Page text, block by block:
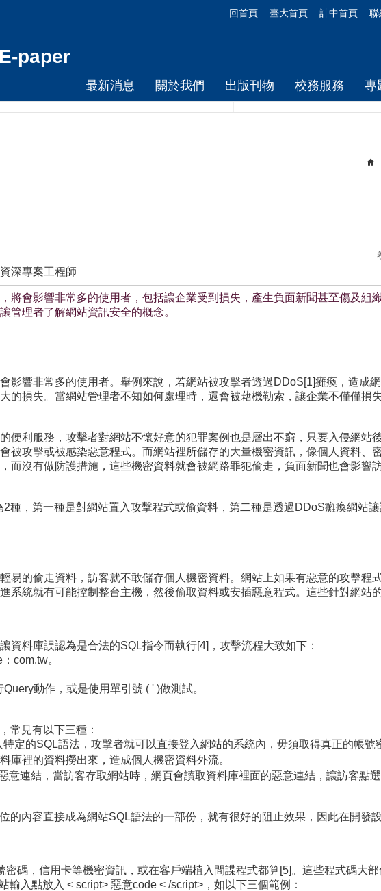
回首頁 臺大首頁 計中首頁 聯
paper
最新消息 關於我們 出版刊物 校務服務 專
深專案工程師
將會影響非常多的使用者，包括讓企業受到損失，產生負面新聞甚至傷及組
管理者了解網站資訊安全的概念。
影響非常多的使用者。舉例來說，若網站被攻擊者透過DDoS[1]癱瘓，造成
的損失。當網站管理者不知如何處理時，還會被藉機勒索，讓企業不僅僅損
便利服務，攻擊者對網站不懷好意的犯罪案例也是層出不窮，只要入侵網站
被攻擊或被感染惡意程式。而網站裡所儲存的大量機密資訊，像個人資料、
而沒有做防護措施，這些機密資料就會被網路罪犯偷走，負面新聞也會影響
種，第一種是對網站置入攻擊程式或偷資料，第二種是透過DDoS癱瘓網站
易的偷走資料，訪客就不敢儲存個人機密資料。網站上如果有惡意的攻擊程
系統就有可能控制整台主機，然後偷取資料或安插惡意程式。這些針對網站
資料庫誤認為是合法的SQL指令而執行[4]，攻擊流程大致如下：
com.tw。
動作，或是使用單引號 ( ' )做測試。
常見有以下三種：
定的SQL語法，攻擊者就可以直接登入網站的系統內，毋須取得真正的帳號
庫裡的資料撈出來，造成個人機密資料外流。
意連結，當訪客存取網站時，網頁會讀取資料庫裡面的惡意連結，讓訪客點
的內容直接成為網站SQL語法的一部份，就有很好的阻止效果，因此在開發
碼，信用卡等機密資訊，或在客戶端植入間諜程式都算[5]。這些程式碼大
入點放入 < script> 惡意code < /script>，如以下三個範例：